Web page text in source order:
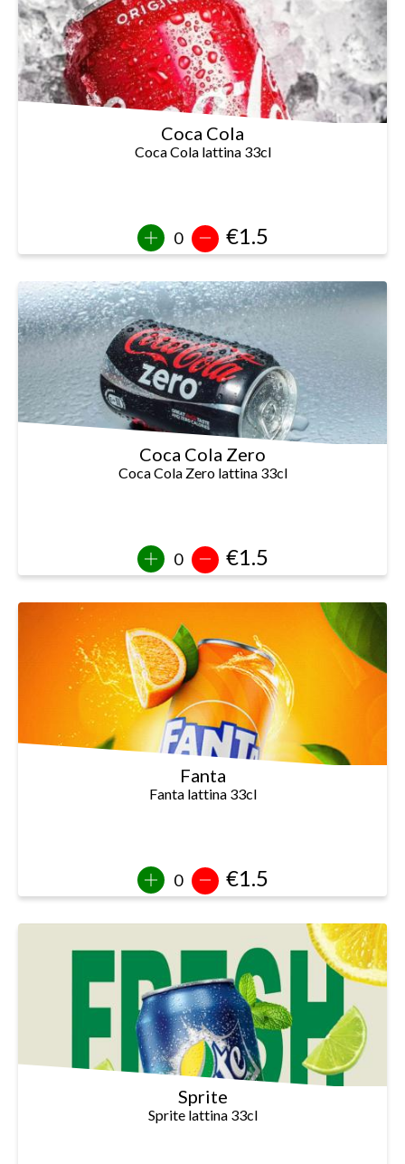
Coca Cola
Coca Cola lattina 33cl
€1.5
Coca Cola Zero
Coca Cola Zero lattina 33cl
€1.5
Fanta
Fanta lattina 33cl
€1.5
Sprite
Sprite lattina 33cl